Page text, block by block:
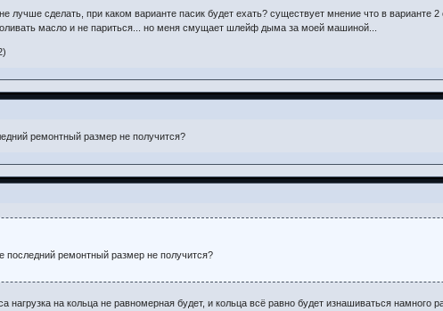
лучше сделать, при каком варианте пасик будет ехать? существует мнение что в варианте 2
масло и не париться... но меня смущает шлейф дыма за моей машиной...
ремонтный размер не получится?
последний ремонтный размер не получится?
нагрузка на кольца не равномерная будет, и кольца всё равно будет изнашиваться намного